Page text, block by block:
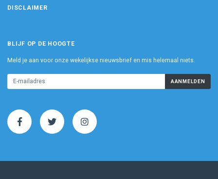
DISCLAIMER
BLIJF OP DE HOOGTE
Meld je aan voor onze wekelijkse nieuwsbrief en mis helemaal niets.
AANMELDEN